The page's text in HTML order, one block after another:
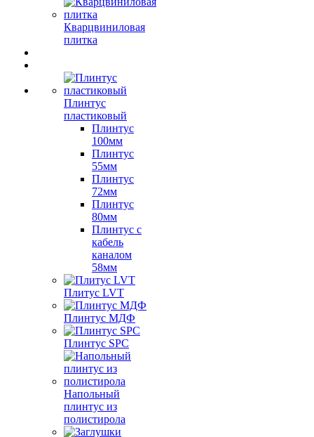
Кварцвиниловая
плитка
Плинтус
пластиковый
Плинтус
100мм
Плинтус
55мм
Плинтус
72мм
Плинтус
80мм
Плинтус с
кабель
каналом
58мм
Плитус LVT
Плинтус МДФ
Плинтус SPC
Напольный
плинтус из
полистирола